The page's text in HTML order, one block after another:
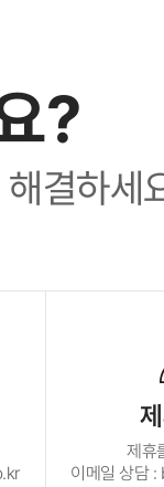
?
결하세
제휴
이메일 상담